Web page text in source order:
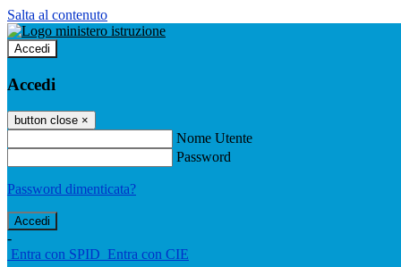
Salta al contenuto
Accedi
Accedi
button close ×
Nome Utente
Password
Password dimenticata?
-
Entra con SPID Entra con CIE